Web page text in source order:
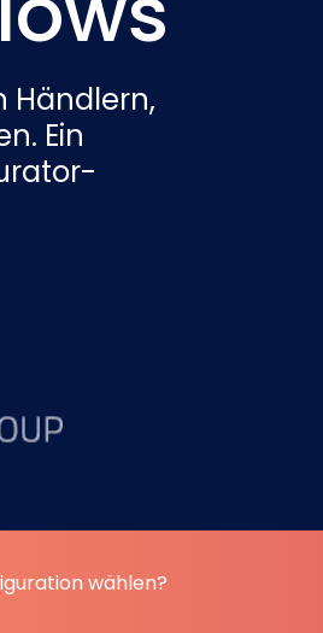
Händlern,
Ein
wählen?